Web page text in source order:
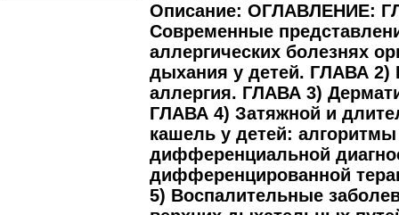
Описание: ОГЛАВЛЕНИЕ:
Современные
аллергических болезнях
дыхания у детей. ГЛАВА 2)
аллергия. ГЛАВА 3)
ГЛАВА 4) Затяжной и
кашель у детей: алгоритмы
дифференциальной
дифференцированной
5) Воспалительные